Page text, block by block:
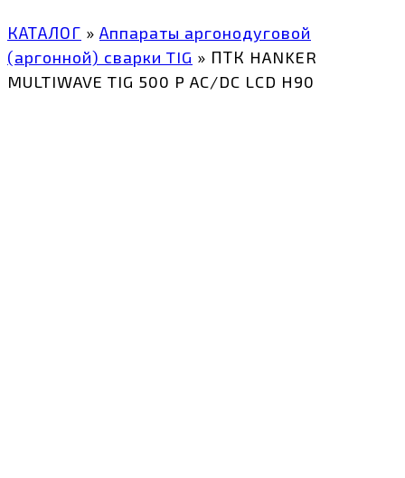
КАТАЛОГ » Аппараты аргонодуговой
(аргонной) сварки TIG » ПТК HANKER
MULTIWAVE TIG 500 P AC/DC LCD H90